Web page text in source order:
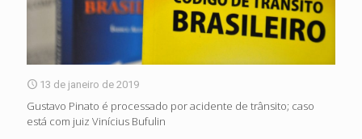
13 de janeiro de 2019
Gustavo Pinato é processado por acidente de trânsito; caso
está com juiz Vinícius Bufulin